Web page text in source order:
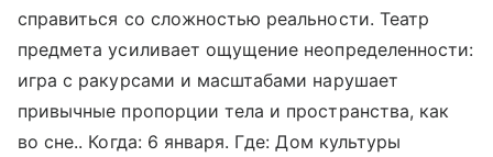
справиться со сложностью реальности. Театр
предмета усиливает ощущение неопределенности:
игра с ракурсами и масштабами нарушает
привычные пропорции тела и пространства, как
во сне.. Когда: 6 января. Где: Дом культуры